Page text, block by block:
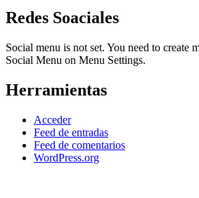
Redes Soaciales
Social menu is not set. You need to create
Social Menu on Menu Settings.
Herramientas
Acceder
Feed de entradas
Feed de comentarios
WordPress.org